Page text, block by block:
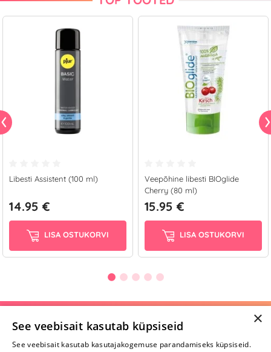
Libesti Assistent (100 ml)
14.95 €
LISA OSTUKORVI
Veepõhine libesti BIOglide
Cherry (80 ml)
15.95 €
LISA OSTUKORVI
Selle toote saab tellida ka helistades:
+372 668 3282
×
See veebisait kasutab küpsiseid
See veebisait kasutab kasutajakogemuse parandamiseks küpsiseid.